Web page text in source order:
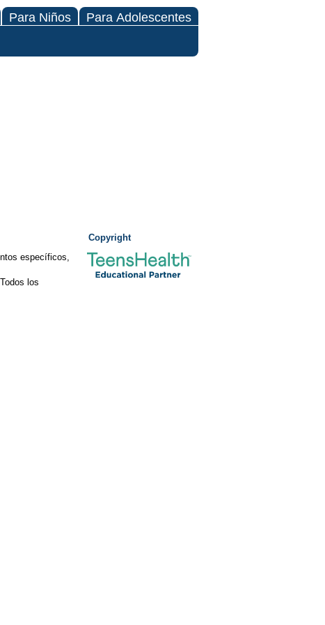
Para Niños Para Adolescentes
Copyright
específicos,
los